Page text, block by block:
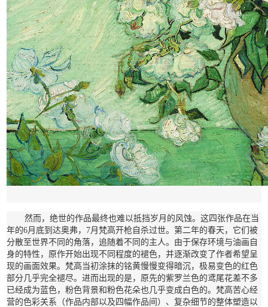
然而，绝世的作品最终也难以抵挡岁月的风蚀。这四张作品在当
年的6月底到达奥弗，7月梵高开枪自杀过世。第二年的春天，它们被
分散至世界不同的角落，追随着不同的主人。由于保存环境与油画自
身的特性，原作开始出现不同程度的褪色，并逐渐改变了作者希望呈
现的画面效果。梵高当初涂抹的铭黄慢慢变得暗沉，极易变色的红色
部分几乎完全褪尽。进而出现的是，原先的紫罗兰色的鸢尾花差不多
已经成为蓝色，粉色背景和粉色花朵也几乎变成白色的。梵高苦心经
营的色彩关系（作品内部以及四幅作品间）、复杂细节的整体塑造以